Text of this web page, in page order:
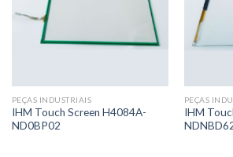
PEÇAS INDUSTRIAIS
IHM Touch Screen H4084A-
ND0BP02
PEÇAS
IHM